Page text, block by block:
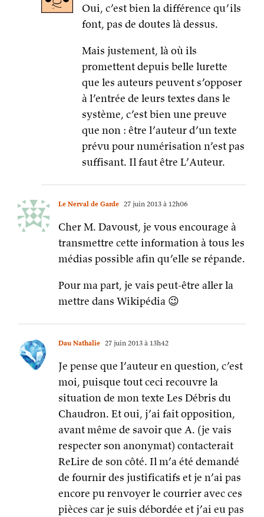
Oui, c’est bien la différence qu’ils
font, pas de doutes là dessus.
Mais justement, là où ils
promettent depuis belle lurette
que les auteurs peuvent s’opposer
à l’entrée de leurs textes dans le
système, c’est bien une preuve
que non : être l’auteur d’un texte
prévu pour numérisation n’est pas
suffisant. Il faut être L’Auteur.
Le Nerval de Garde 27 juin 2013 à 12h06
Cher M. Davoust, je vous encourage à
transmettre cette information à tous les
médias possible afin qu’elle se répande.
Pour ma part, je vais peut-être aller la
mettre dans Wikipédia 😉
Dau Nathalie 27 juin 2013 à 13h42
Je pense que l’auteur en question, c’est
moi, puisque tout ceci recouvre la
situation de mon texte Les Débris du
Chaudron. Et oui, j’ai fait opposition,
avant même de savoir que A. (je vais
respecter son anonymat) contacterait
ReLire de son côté. Il m’a été demandé
de fournir des justificatifs et je n’ai pas
encore pu renvoyer le courrier avec ces
pièces car je suis débordée et j’ai eu pas